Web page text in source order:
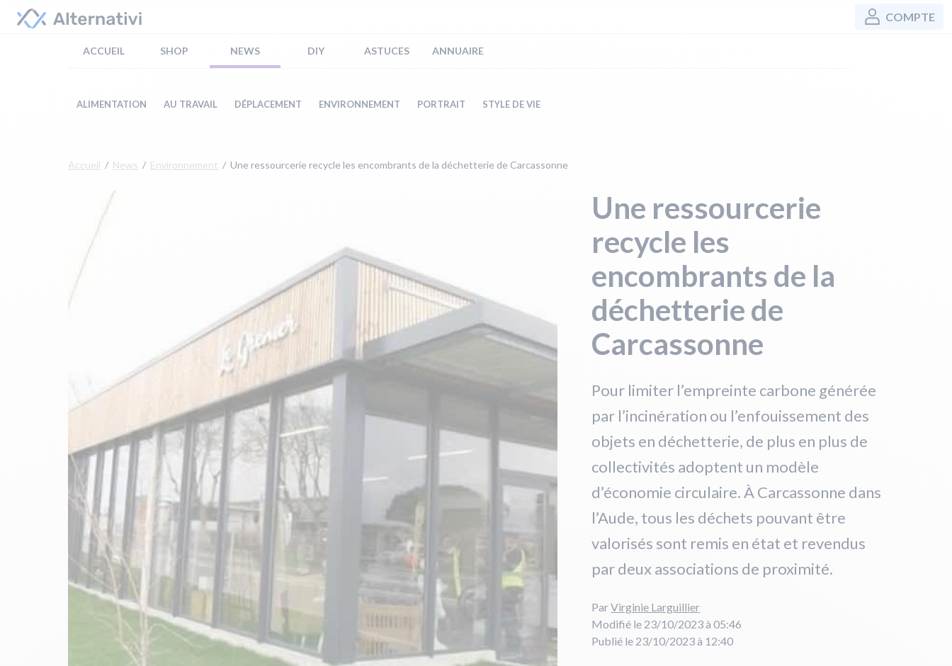
COMPTE
ACCUEIL SHOP NEWS DIY ASTUCES ANNUAIRE
ALIMENTATION AU TRAVAIL DÉPLACEMENT ENVIRONNEMENT PORTRAIT STYLE DE VIE
Accueil News Environnement Une ressourcerie recycle les encombrants de la déchetterie de Carcassonne
Une ressourcerie
recycle les
encombrants de la
déchetterie de
Carcassonne
Pour limiter l’empreinte carbone générée
par l’incinération ou l’enfouissement des
objets en déchetterie, de plus en plus de
collectivités adoptent un modèle
d’économie circulaire. À Carcassonne dans
l’Aude, tous les déchets pouvant être
valorisés sont remis en état et revendus
par deux associations de proximité.
ParVirginie Larguillier
Modifié le 23/10/2023 à 05:46
Publié le 23/10/2023 à 12:40